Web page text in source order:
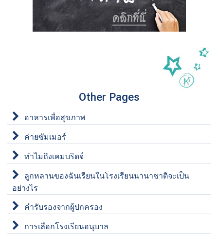
Other Pages
อาหารเพื่อสุขภาพ
ค่ายซัมเมอร์
ทำไมถึงเคมบริดจ์
ลูกหลานของฉันเรียนในโรงเรียนนานาชาติจะเป็น
อย่างไร
คำรับรองจากผู้ปกครอง
การเลือกโรงเรียนอนุบาล